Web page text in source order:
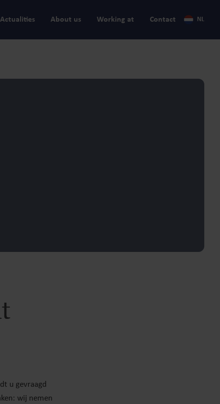
Actualities About us Working at Contact NL
u gevraagd
wij nemen